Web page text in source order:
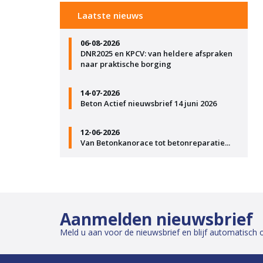
Laatste nieuws
06-08-2026
DNR2025 en KPCV: van heldere afspraken
naar praktische borging
14-07-2026
Beton Actief nieuwsbrief 14 juni 2026
12-06-2026
Van Betonkanorace tot betonreparatie...
Aanmelden nieuwsbrief
Meld u aan voor de nieuwsbrief en blijf automatisch